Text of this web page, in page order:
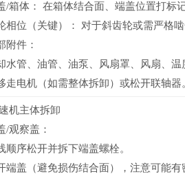
/箱体： 在箱体结合面、端盖位置打标
相位（关键）： 对于斜齿轮或需严格
附件：
水管、油管、油泵、风扇罩、风扇、温
走电机（如需整体拆卸）或松开联轴器
机主体拆卸
/观察盖：
顺序松开并拆下端盖螺栓。
端盖（避免损伤结合面），注意可能有